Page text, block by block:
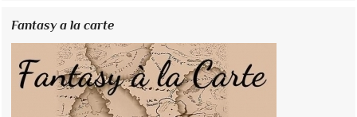
Fantasy a la carte